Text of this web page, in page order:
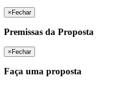
× Fechar
Premissas da Proposta
× Fechar
Faça uma proposta